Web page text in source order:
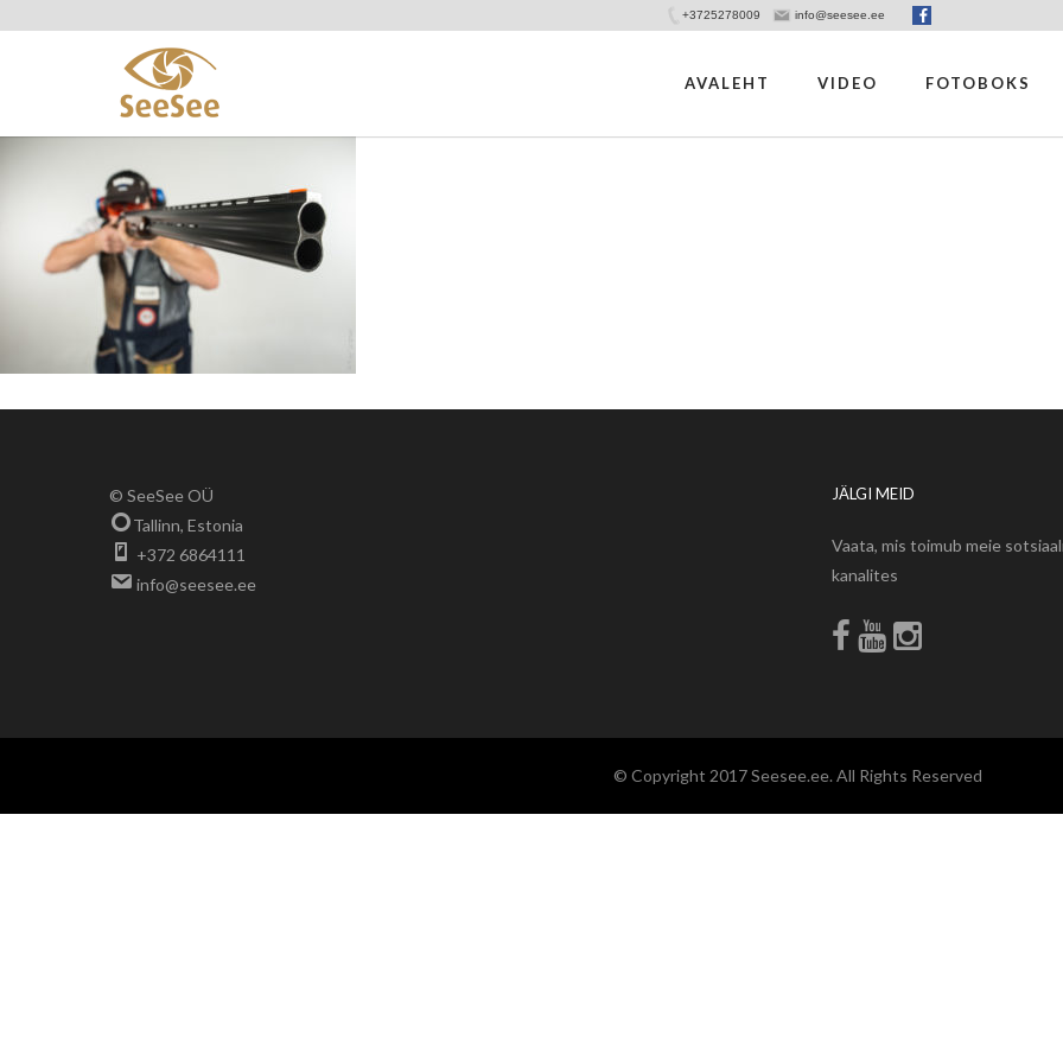
+3725278009 info@seesee.ee
AVALEHT VIDEO FOTOBOKS
© SeeSee OÜ
Tallinn, Estonia
+372 6864111
info@seesee.ee
JÄLGI MEID
Vaata, mis toimub meie
kanalites
© Copyright 2017 Seesee.ee. All Rights Reserved